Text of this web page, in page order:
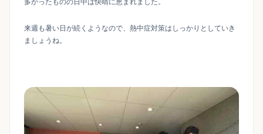
来週も暑い日が続くようなので、熱中症対策はしっかりとしていき
ましょうね。